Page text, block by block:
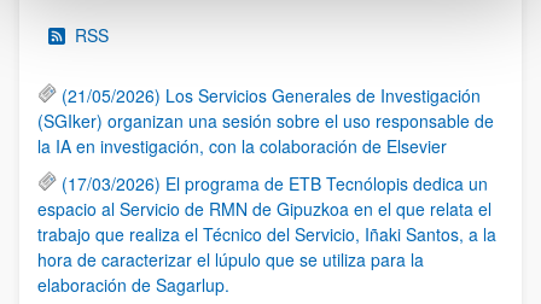
RSS
(21/05/2026) Los Servicios Generales de Investigación
(SGIker) organizan una sesión sobre el uso responsable de
la IA en investigación, con la colaboración de Elsevier
(17/03/2026) El programa de ETB Tecnólopis dedica un
espacio al Servicio de RMN de Gipuzkoa en el que relata el
trabajo que realiza el Técnico del Servicio, Iñaki Santos, a la
hora de caracterizar el lúpulo que se utiliza para la
elaboración de Sagarlup.